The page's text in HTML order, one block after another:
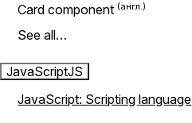
Card component
See all…
JavaScriptJS
JavaScript: Scripting language